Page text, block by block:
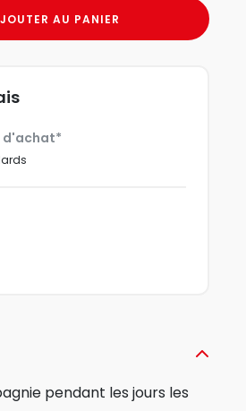
AU PANIER
d'achat*
pendant les jours les